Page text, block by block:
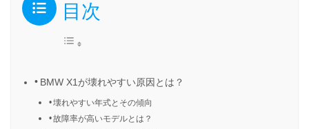
目次
BMW X1が壊れやすい原因とは？
壊れやすい年式とその傾向
故障率が高いモデルとは？